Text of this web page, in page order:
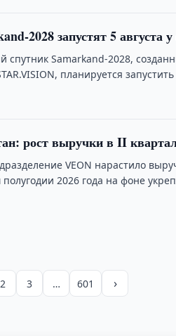
2028 запустят 5 августа
спутник Samarkand-2028,
планируется
рост выручки в II
VEON нарастило
2026 года на фоне
2 3 … 601 ›